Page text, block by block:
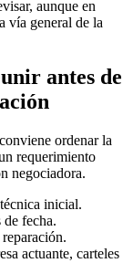
aunque en
vía general de la
antes de
ordenar la
requerimiento
negociadora.
inicial.
de fecha.
actuante, carteles